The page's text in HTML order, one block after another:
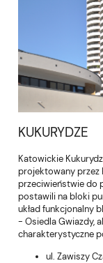
KUKURYDZE
Katowickie
projektowany przez
przeciwieństwie do
postawili na bloki
układ funkcjonalny
- Osiedla Gwiazdy,
charakterystyczne
ul. Zawiszy